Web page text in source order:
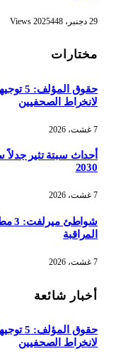
29 دجنبر، 2025 448
Views
مختارات
حقوق
لانخراط الصحفيين
7 غشت، 2026
أحداث سبتة تثير جدلاً
2030
7 غشت، 2026
المراقبة
7 غشت، 2026
أخبار شائعة
حقوق
لانخراط الصحفيين